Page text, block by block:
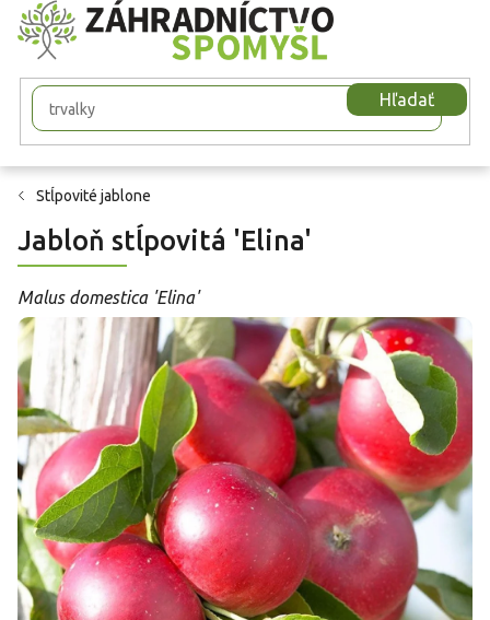
Prejsť
na
obsah
Hľadať
Stĺpovité jablone
Jabloň stĺpovitá 'Elina'
Malus domestica 'Elina'